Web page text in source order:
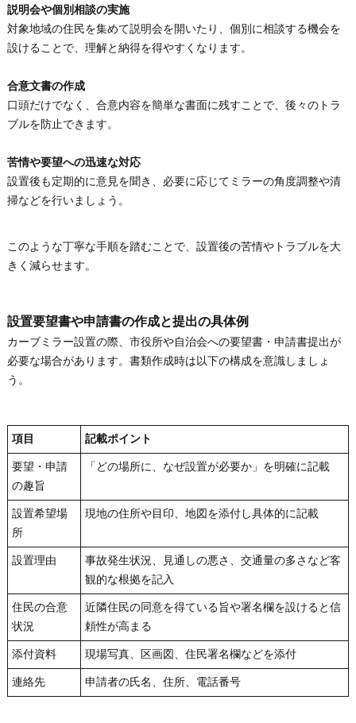
説明会や個別相談の実施
対象地域の住民を集めて説明会を開いたり、個別に相談する機会を
設けることで、理解と納得を得やすくなります。
合意文書の作成
口頭だけでなく、合意内容を簡単な書面に残すことで、後々のトラ
ブルを防止できます。
苦情や要望への迅速な対応
設置後も定期的に意見を聞き、必要に応じてミラーの角度調整や清
掃などを行いましょう。
このような丁寧な手順を踏むことで、設置後の苦情やトラブルを大
きく減らせます。
設置要望書や申請書の作成と提出の具体例
カーブミラー設置の際、市役所や自治会への要望書・申請書提出が
必要な場合があります。書類作成時は以下の構成を意識しましょ
う。
項目
記載ポイント
要望・申請
の趣旨
「どの場所に、なぜ設置が必要か」を明確に記載
設置希望場
所
現地の住所や目印、地図を添付し具体的に記載
設置理由
事故発生状況、見通しの悪さ、交通量の多さなど客
観的な根拠を記入
住民の合意
状況
近隣住民の同意を得ている旨や署名欄を設けると信
頼性が高まる
添付資料
現場写真、区画図、住民署名欄などを添付
連絡先
申請者の氏名、住所、電話番号